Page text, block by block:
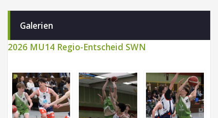
Galerien
2026 MU14 Regio-Entscheid SWN